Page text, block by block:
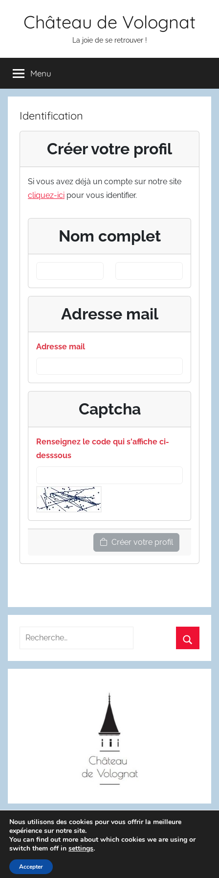
Château de Volognat
La joie de se retrouver !
Menu
Identification
Créer votre profil
Si vous avez déjà un compte sur notre site
cliquez-ici pour vous identifier.
Nom complet
Adresse mail
Adresse mail
Captcha
Renseignez le code qui s'affiche ci-
desssous
Créer votre profil
Recherche
:
WordPress Theme: Donovan by ThemeZee.
Politique de confidentialité
Nous utilisons des cookies pour vous offrir la meilleure
expérience sur notre site.
You can find out more about which cookies we are using or
switch them off in settings.
Accepter